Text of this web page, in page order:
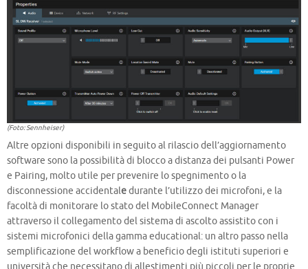
(Foto: Sennheiser)
Altre opzioni disponibili in seguito al rilascio dell’aggiornamento
software sono la possibilità di blocco a distanza dei pulsanti Power
e Pairing, molto utile per prevenire lo spegnimento o la
disconnessione accidentaledurante l’utilizzo dei microfoni, e la
facoltà di monitorare lo stato del MobileConnect Manager
attraverso il collegamento del sistema di ascolto assistito con i
sistemi microfonici della gamma educational: un altro passo nella
semplificazione del workflow a beneficio degli istituti superiori e